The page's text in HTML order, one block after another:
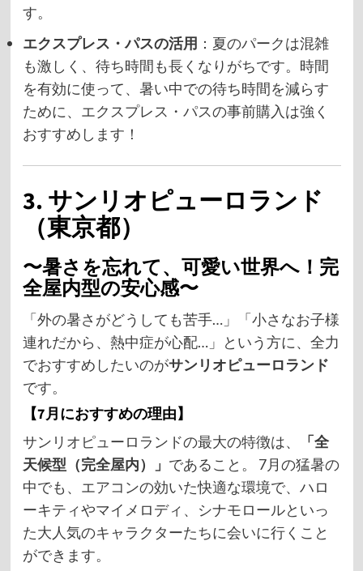
す。
エクスプレス・パスの活用 ：夏のパークは混雑
も激しく、待ち時間も長くなりがちです。時間
を有効に使って、暑い中での待ち時間を減らす
ために、エクスプレス・パスの事前購入は強く
おすすめします！
3. サンリオピューロランド
（東京都）
〜暑さを忘れて、可愛い世界へ！完
全屋内型の安心感〜
「外の暑さがどうしても苦手…」「小さなお子様
連れだから、熱中症が心配…」という方に、全力
でおすすめしたいのがサンリオピューロランド
です。
【7月におすすめの理由】
サンリオピューロランドの最大の特徴は、
「全
天候型（完全屋内）」 であること。 7月の猛暑の
中でも、エアコンの効いた快適な環境で、ハロ
ーキティやマイメロディ、シナモロールといっ
た大人気のキャラクターたちに会いに行くこと
ができます。